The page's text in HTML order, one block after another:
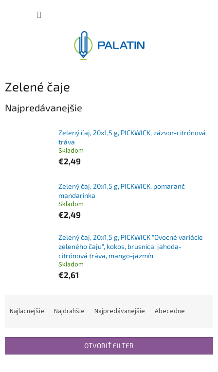
Zelené čaje
Najpredávanejšie
Zelený čaj, 20x1,5 g, PICKWICK, zázvor-citrónová
tráva
Skladom
€2,49
Zelený čaj, 20x1,5 g, PICKWICK, pomaranč-
mandarinka
Skladom
€2,49
Zelený čaj, 20x1,5 g, PICKWICK "Ovocné variácie
zeleného čaju", kokos, brusnica, jahoda-
citrónová tráva, mango-jazmín
Skladom
€2,61
i
Najlacnejšie Najdrahšie Najpredávanejšie Abecedne
OTVORIŤ FILTER